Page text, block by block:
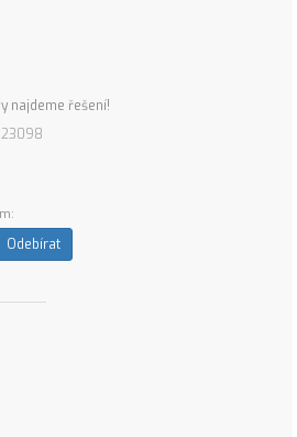
najdeme řešení!
Odebírat